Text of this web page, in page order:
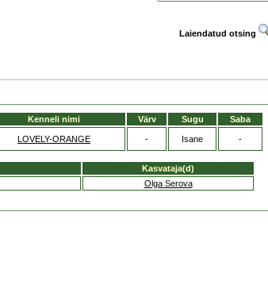
Laiendatud otsing
Kenneli nimi Värv Sugu Saba
LOVELY-ORANGE - Isane -
Kasvataja(d)
Olga Serova